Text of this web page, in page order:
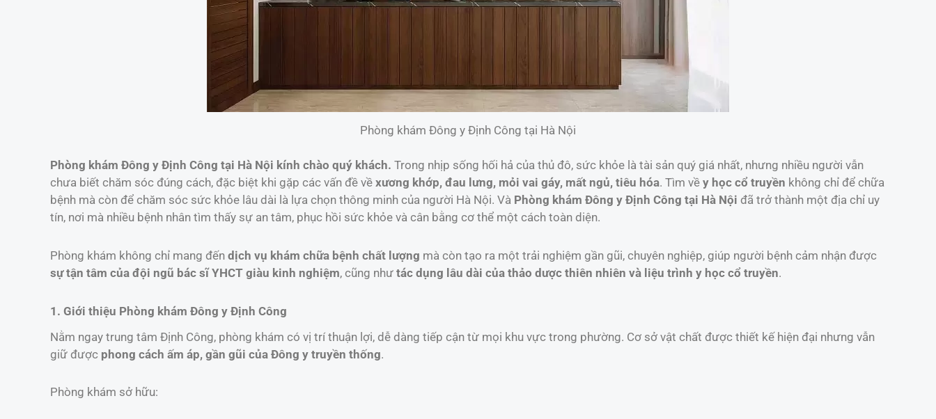
Phòng khám Đông y Định Công tại Hà Nội
Phòng khám Đông y Định Công tại Hà Nội kính chào quý khách. Trong nhịp sống hối hả của thủ đô, sức khỏe là tài sản quý giá nhất, nhưng nhiều người vẫn
chưa biết chăm sóc đúng cách, đặc biệt khi gặp các vấn đề về xương khớp, đau lưng, mỏi vai gáy, mất ngủ, tiêu hóa. Tìm về y học cổ truyền không chỉ để chữa
bệnh mà còn để chăm sóc sức khỏe lâu dài là lựa chọn thông minh của người Hà Nội. Và Phòng khám Đông y Định Công tại Hà Nội đã trở thành một địa chỉ uy
tín, nơi mà nhiều bệnh nhân tìm thấy sự an tâm, phục hồi sức khỏe và cân bằng cơ thể một cách toàn diện.
Phòng khám không chỉ mang đến dịch vụ khám chữa bệnh chất lượng mà còn tạo ra một trải nghiệm gần gũi, chuyên nghiệp, giúp người bệnh cảm nhận được
sự tận tâm của đội ngũ bác sĩ YHCT giàu kinh nghiệm, cũng như tác dụng lâu dài của thảo dược thiên nhiên và liệu trình y học cổ truyền.
1. Giới thiệu Phòng khám Đông y Định Công
Nằm ngay trung tâm Định Công, phòng khám có vị trí thuận lợi, dễ dàng tiếp cận từ mọi khu vực trong phường. Cơ sở vật chất được thiết kế hiện đại nhưng vẫn
giữ được phong cách ấm áp, gần gũi của Đông y truyền thống.
Phòng khám sở hữu: